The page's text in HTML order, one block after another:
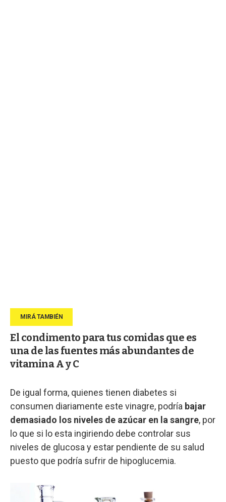
El condimento para tus comidas que es
una de las fuentes más abundantes de
vitamina A y C
De igual forma, quienes tienen diabetes si
consumen diariamente este vinagre, podría bajar
demasiado los niveles de azúcar en la sangre, por
lo que si lo esta ingiriendo debe controlar sus
niveles de glucosa y estar pendiente de su salud
puesto que podría sufrir de hipoglucemia.